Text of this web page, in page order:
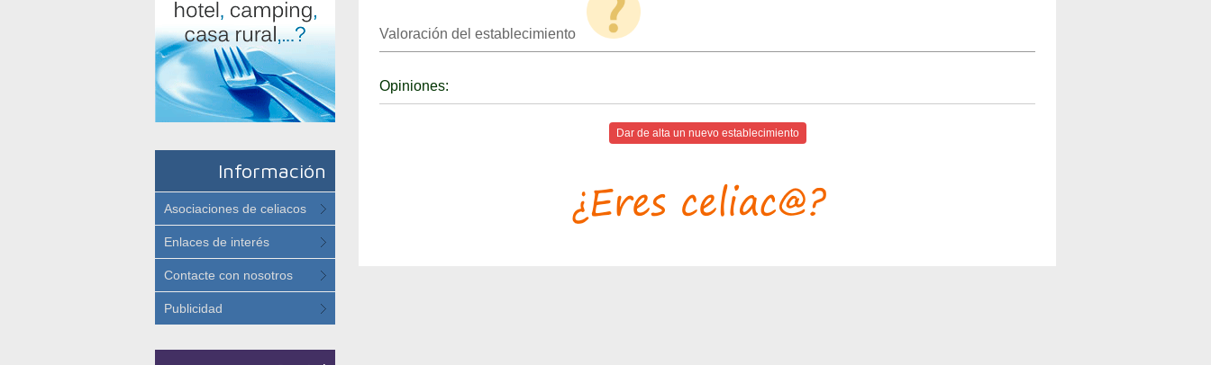
Información
Asociaciones de celiacos
Enlaces de interés
Contacte con nosotros
Publicidad
Valoración del establecimiento
Opiniones:
Dar de alta un nuevo establecimiento